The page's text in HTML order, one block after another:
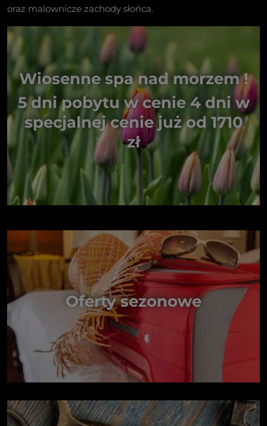
oraz malownicze zachody słońca.
Wiosenne spa nad morzem !
5 dni pobytu w cenie 4 dni w
specjalnej cenie już od 1710
zł
Oferty sezonowe